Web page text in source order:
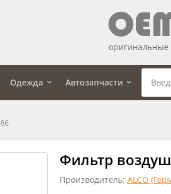
Одежда Автозапчасти
Фильтр
Производитель: ALCO